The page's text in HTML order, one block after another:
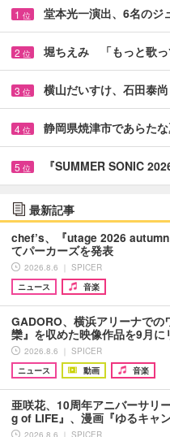
1 位 堂本光一演出、6名の
2 位 堀ちえみ 「もっと歌
3 位 横山だいすけ、石田泰
4 位 静岡県焼津市であらた
5 位 『SUMMER SONIC
最新記事
chef’s、『utage 2026
てパーカーズを発表
2026.8.6 ｜ SPICER
ニュース
音楽
GADORO、横浜アリーナでの
欒』を収めた映像作品を9月
2026.8.6 ｜ SPICER
ニュース
動画 音楽
亜咲花、10周年アニバーサリ
g of LIFE』、漫画『ゆるキ